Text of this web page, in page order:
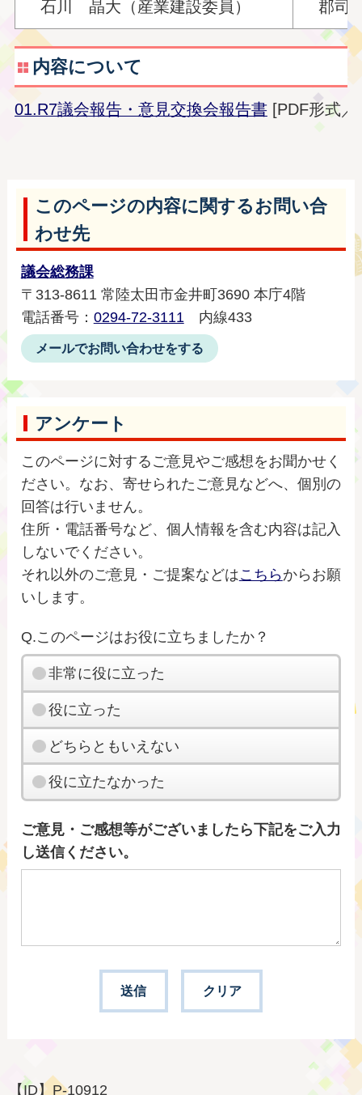
石川 晶大（産業建設委員） 郡司
内容について
01.R7議会報告・意見交換会報告書[PDF形式／
このページの内容に関するお問い合
わせ先
議会総務課
〒313-8611 常陸太田市金井町3690 本庁4階
電話番号： 0294-72-3111 内線433
メールでお問い合わせをする
アンケート
このページに対するご意見やご感想をお聞かせく
ださい。なお、寄せられたご意見などへ、個別の
回答は行いません。
住所・電話番号など、個人情報を含む内容は記入
しないでください。
それ以外のご意見・ご提案などはこちらからお願
いします。
Q.このページはお役に立ちましたか？
非常に役に立った
役に立った
どちらともいえない
役に立たなかった
ご意見・ご感想等がございましたら下記をご入力
し送信ください。
【ID】 P-10912